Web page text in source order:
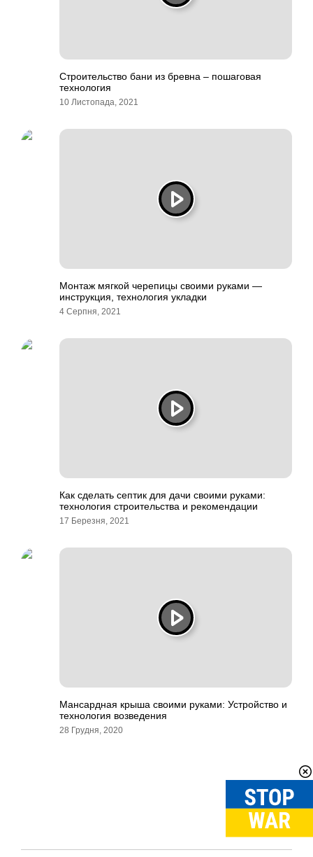
Строительство бани из бревна – пошаговая
технология
10 Листопада, 2021
Монтаж мягкой черепицы своими руками —
инструкция, технология укладки
4 Серпня, 2021
Как сделать септик для дачи своими руками:
технология строительства и рекомендации
17 Березня, 2021
Мансардная крыша своими руками: Устройство и
технология возведения
28 Грудня, 2020